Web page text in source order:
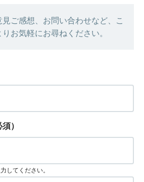
ご感想、お問い合わせなど、こ
お気軽にお尋ねください。
須）
してください。